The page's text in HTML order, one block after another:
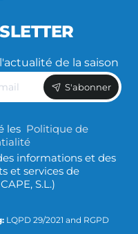
de la saison
S'abonner
les Politique de
informations et des
et services de
S.L.)
LQPD 29/2021 and RGPD